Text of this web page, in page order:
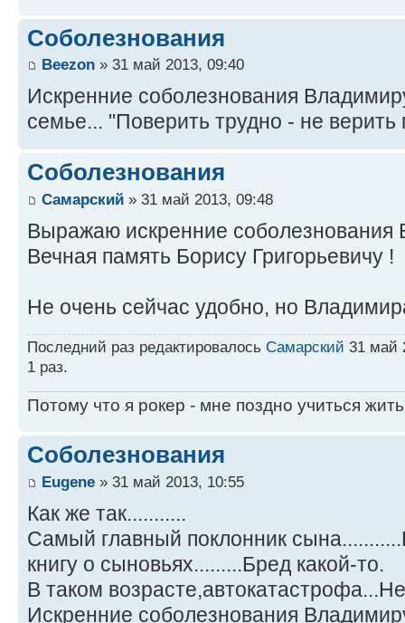
Соболезнования
Beezon » 31 май 2013, 09:40
Искренние соболезнования
семье... "Поверить трудно - не верить
Соболезнования
Самарский » 31 май 2013, 09:48
Выражаю искренние соболезнования
Вечная память Борису Григорьевичу !
Не очень сейчас удобно, но
Последний раз редактировалось Самарский 31 май
1 раз.
Потому что я рокер - мне поздно учиться
Соболезнования
Eugene » 31 май 2013, 10:55
Как же так...........
Самый главный поклонник
книгу о сыновьях.........Бред какой-то.
В таком
Искренние соболезнования